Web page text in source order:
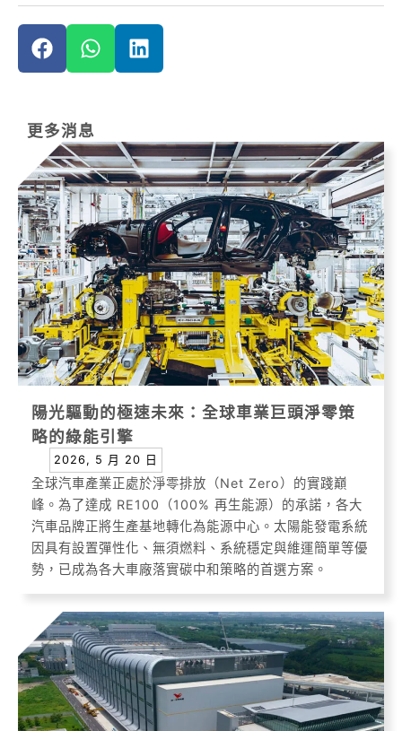
更多消息
陽光驅動的極速未來：全球車業巨頭淨零策
略的綠能引擎
2026, 5 月 20 日
全球汽車產業正處於淨零排放（Net Zero）的實踐巔
峰。為了達成 RE100（100% 再生能源）的承諾，各大
汽車品牌正將生產基地轉化為能源中心。太陽能發電系統
因具有設置彈性化、無須燃料、系統穩定與維運簡單等優
勢，已成為各大車廠落實碳中和策略的首選方案。